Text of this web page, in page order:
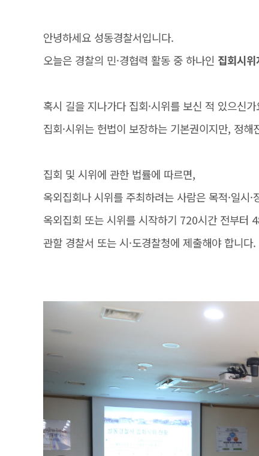
안녕하세요 성동경찰서입니다.
오늘은 경찰의 민·경협력 활동 중 하나인 집회시
혹시 길을 지나가다 집회·시위를 보신 적 있으신가
집회·시위는 헌법이 보장하는 기본권이지만, 정
집회 및 시위에 관한 법률에 따르면,
옥외집회나 시위를 주최하려는 사람은 목적·일시
옥외집회 또는 시위를 시작하기 720시간 전부터
관할 경찰서 또는 시·도경찰청에 제출해야 합니다.